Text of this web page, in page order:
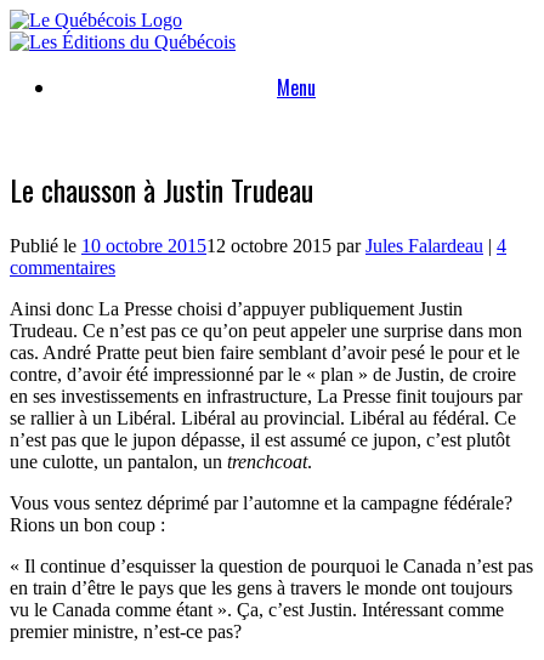
Skip
to
Menu
Le chausson à Justin Trudeau
Publié le 10 octobre 201512 octobre 2015 parJules Falardeau | 4
commentaires
Ainsi donc La Presse choisi d’appuyer publiquement Justin
Trudeau. Ce n’est pas ce qu’on peut appeler une surprise dans mon
cas. André Pratte peut bien faire semblant d’avoir pesé le pour et le
contre, d’avoir été impressionné par le « plan » de Justin, de croire
en ses investissements en infrastructure, La Presse finit toujours par
se rallier à un Libéral. Libéral au provincial. Libéral au fédéral. Ce
n’est pas que le jupon dépasse, il est assumé ce jupon, c’est plutôt
une culotte, un pantalon, un trenchcoat.
Vous vous sentez déprimé par l’automne et la campagne fédérale?
Rions un bon coup :
« Il continue d’esquisser la question de pourquoi le Canada n’est pas
en train d’être le pays que les gens à travers le monde ont toujours
vu le Canada comme étant ». Ça, c’est Justin. Intéressant comme
premier ministre, n’est-ce pas?